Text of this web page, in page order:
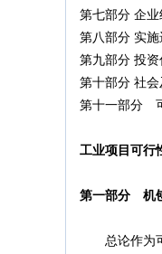
第七部分 企业
第八部分 实施
第九部分 投
第十部分 社
第十一部分
工业项目可行
第一部分 机
总论作为可